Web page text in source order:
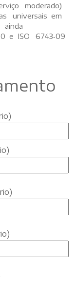
moderado)
universais em
ainda
e ISO 6743‐09